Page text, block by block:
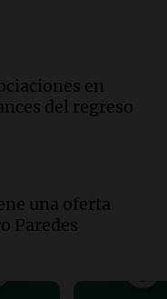
decir que no y
busca a sus
en
del regreso
una oferta
Paredes